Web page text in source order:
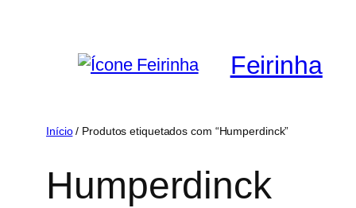
Feirinha
Início/ Produtos etiquetados com “Humperdinck”
Humperdinck